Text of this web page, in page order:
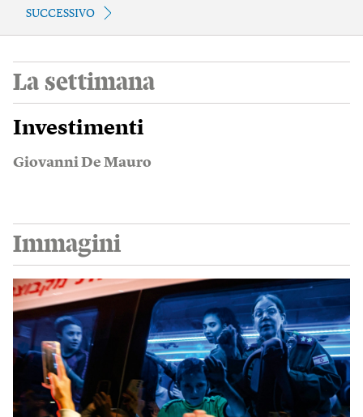
SUCCESSIVO
La settimana
Investimenti
Giovanni De Mauro
Immagini